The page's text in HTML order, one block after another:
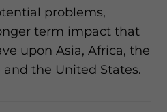
problems,
term impact that
upon Asia, Africa, the
and the United States.